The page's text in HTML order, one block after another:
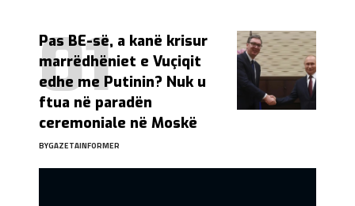
Pas BE-së, a kanë krisur
marrëdhëniet e Vuçiqit
edhe me Putinin? Nuk u
ftua në paradën
ceremoniale në Moskë
BYGAZETAINFORMER